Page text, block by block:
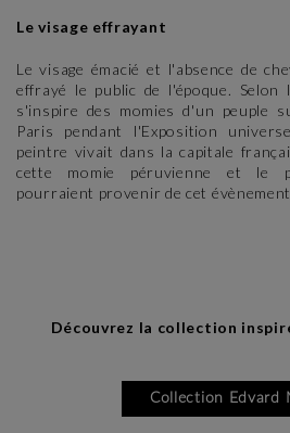
Le visage effrayant
Le visage émacié et l'absence de
effrayé le public de l'époque. Selon
s'inspire des momies d'un peuple
Paris pendant l'Exposition
peintre vivait dans la capitale
cette momie péruvienne et le
pourraient provenir de cet
Découvrez la collection
Collection Edvard